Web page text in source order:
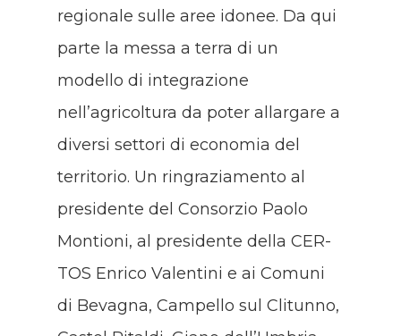
regionale sulle aree idonee. Da qui
parte la messa a terra di un
modello di integrazione
nell’agricoltura da poter allargare a
diversi settori di economia del
territorio. Un ringraziamento al
presidente del Consorzio Paolo
Montioni, al presidente della CER-
TOS Enrico Valentini e ai Comuni
di Bevagna, Campello sul Clitunno,